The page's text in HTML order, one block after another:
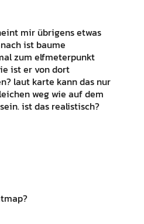
mir übrigens etwas
ist baume
zum elfmeterpunkt
ist er von dort
laut karte kann das nur
weg wie auf dem
ist das realistisch?